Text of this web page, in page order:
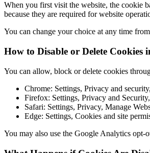
When you first visit the website, the cookie
because they are required for website
You can change your choice at any time
How to Disable or Delete Cookies
You can allow, block or delete cookies
Chrome: Settings, Privacy and
Firefox: Settings, Privacy and
Safari: Settings, Privacy, Manage
Edge: Settings, Cookies and site
You may also use the Google Analytics opt-